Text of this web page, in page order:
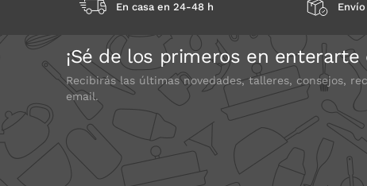
En casa en 24-48 h
¡Sé de los primeros en enterarte
Recibirás las últimas novedades, talleres, consejos,
email.